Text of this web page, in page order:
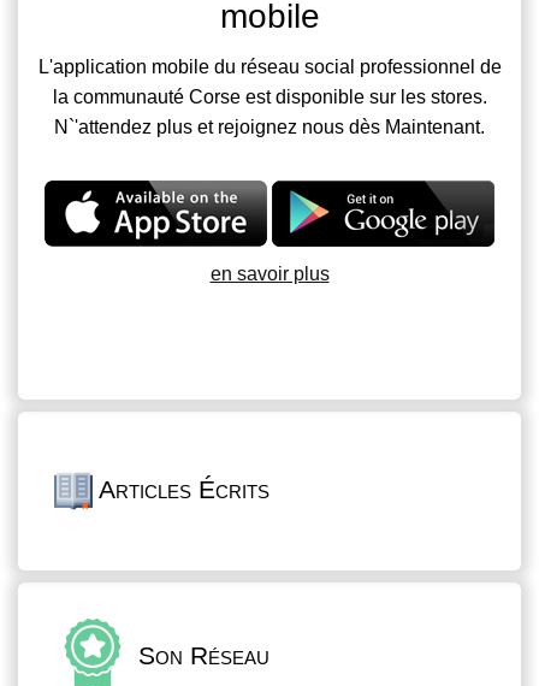
mobile
L'application mobile du réseau social professionnel de
la communauté Corse est disponible sur les stores.
N`'attendez plus et rejoignez nous dès Maintenant.
en savoir plus
Articles Écrits
Son Réseau